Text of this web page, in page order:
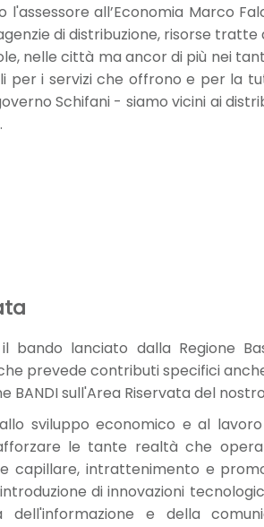
l'assessore all’Economia Marco
di distribuzione, risorse
nelle città ma ancor di più nei
per i servizi che offrono e per la
Schifani - siamo vicini ai
bando lanciato dalla Regione
prevede contributi specifici
BANDI sull'Area Riservata del
sviluppo economico e al
le tante realtà che
capillare, intrattenimento e
di innovazioni
e della